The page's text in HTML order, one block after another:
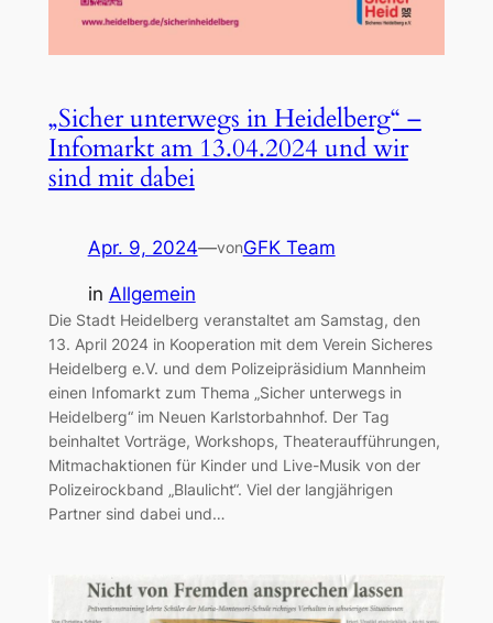
„Sicher unterwegs in Heidelberg“ –
Infomarkt am 13.04.2024 und wir
sind mit dabei
Apr. 9, 2024—vonGFK Team
in Allgemein
Die Stadt Heidelberg veranstaltet am Samstag, den
13. April 2024 in Kooperation mit dem Verein Sicheres
Heidelberg e.V. und dem Polizeipräsidium Mannheim
einen Infomarkt zum Thema „Sicher unterwegs in
Heidelberg“ im Neuen Karlstorbahnhof. Der Tag
beinhaltet Vorträge, Workshops, Theateraufführungen,
Mitmachaktionen für Kinder und Live-Musik von der
Polizeirockband „Blaulicht“. Viel der langjährigen
Partner sind dabei und…